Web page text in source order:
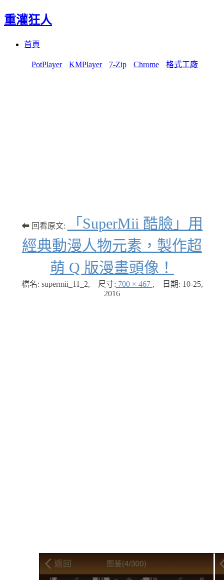
重灌狂人
首頁
PotPlayer KMPlayer 7-Zip Chrome 格式工廠
⬅ 回看原文:
「SuperMii 酷臉」用
經典動漫人物元素，製作超
萌 Q 版漫畫頭像！
檔名: supermii_11_2, 尺寸: 700 × 467 , 日期: 10-25,
2016